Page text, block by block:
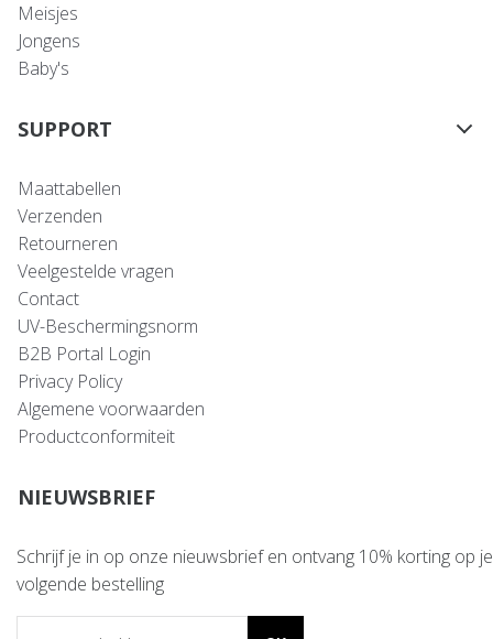
Meisjes
Jongens
Baby's
SUPPORT
Maattabellen
Verzenden
Retourneren
Veelgestelde vragen
Contact
UV-Beschermingsnorm
B2B Portal Login
Privacy Policy
Algemene voorwaarden
Productconformiteit
NIEUWSBRIEF
Schrijf je in op onze nieuwsbrief en ontvang 10% korting op je
volgende bestelling